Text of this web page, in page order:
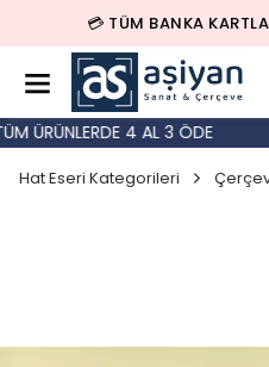
💳 TÜM BANKA
ÜRÜNLERDE 4 AL 3 ÖDE
Hat Eseri Kategorileri